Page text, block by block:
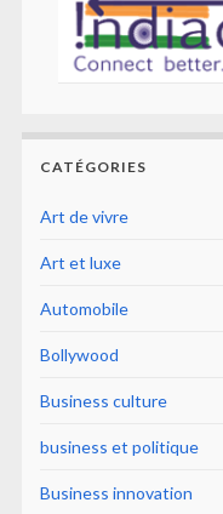
CATÉGORIES
Art de vivre
Art et luxe
Automobile
Bollywood
Business culture
business et politique
Business innovation